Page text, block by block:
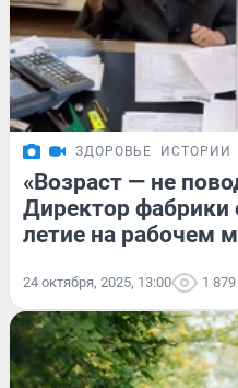
ЗДОРОВЬЕ ИСТОРИИ
«Возраст — не
Директор фабрики
летие на рабочем
24 октября, 2025, 13:00 1 879